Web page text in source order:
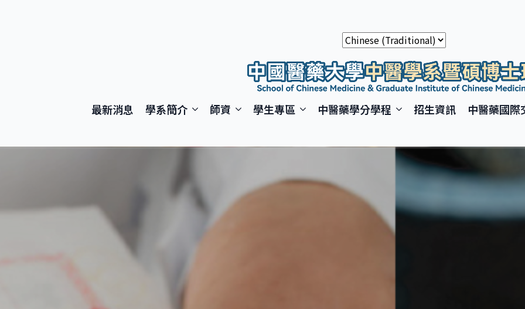
最新消息 學系簡介 師資 學生專區 中醫藥學分學程 招生資訊 中醫藥國際